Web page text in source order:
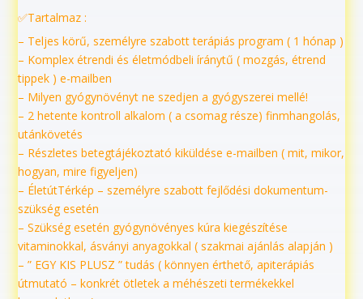
✅Tartalmaz :
– Teljes körű, személyre szabott terápiás program ( 1 hónap )
– Komplex étrendi és életmódbeli íránytű ( mozgás, étrend
tippek ) e-mailben
– Milyen gyógynövényt ne szedjen a gyógyszerei mellé!
– 2 hetente kontroll alkalom ( a csomag része) finmhangolás,
utánkövetés
– Részletes betegtájékoztató kiküldése e-mailben ( mit, mikor,
hogyan, mire figyeljen)
– ÉletútTérkép – személyre szabott fejlődési dokumentum-
szükség esetén
– Szükség esetén gyógynövényes kúra kiegészítése
vitaminokkal, ásványi anyagokkal ( szakmai ajánlás alapján )
– ” EGY KIS PLUSZ ” tudás ( könnyen érthető, apiterápiás
útmutató – konkrét ötletek a méhészeti termékekkel